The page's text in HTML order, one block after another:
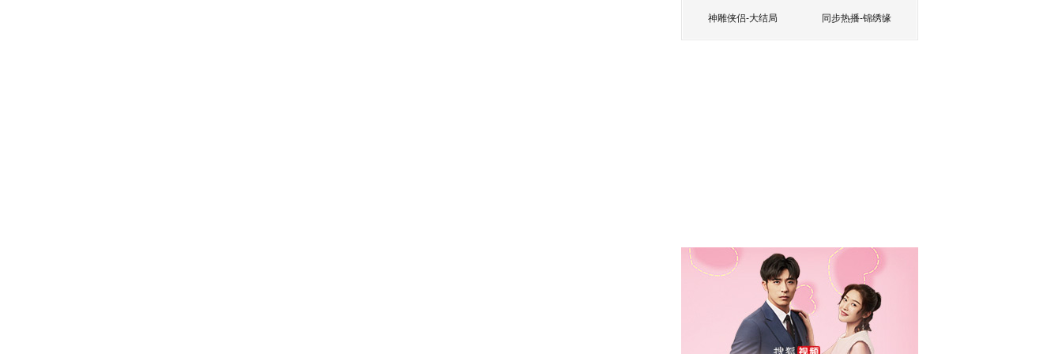
神雕侠侣-大结局 同步热播-锦绣缘